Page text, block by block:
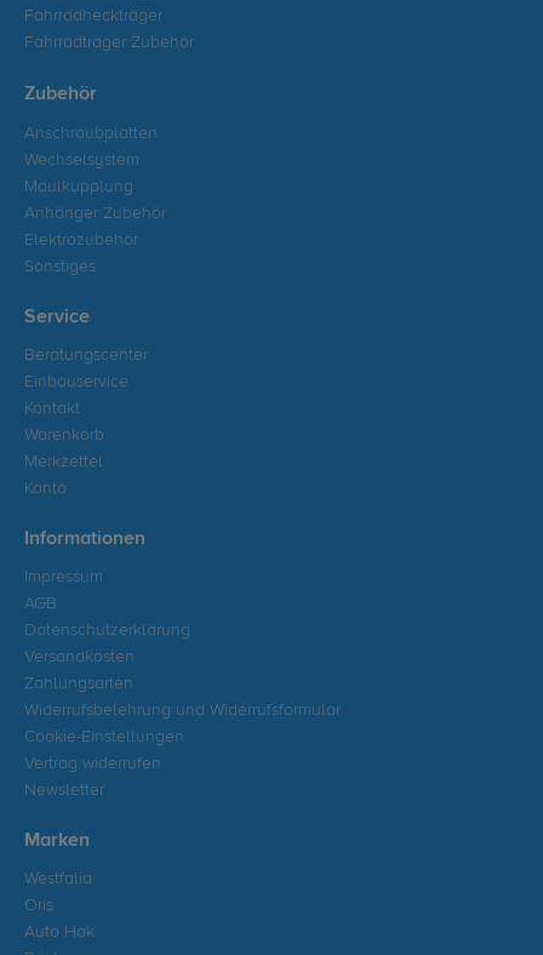
Fahrradheckträger
Fahrradträger Zubehör
Zubehör
Anschraubplatten
Wechselsystem
Maulkupplung
Anhänger Zubehör
Elektrozubehör
Sonstiges
Service
Beratungscenter
Einbauservice
Kontakt
Warenkorb
Merkzettel
Konto
Informationen
Impressum
AGB
Datenschutzerklärung
Versandkosten
Zahlungsarten
Widerrufsbelehrung und Widerrufsformular
Cookie-Einstellungen
Vertrag widerrufen
Newsletter
Marken
Westfalia
Oris
Auto Hak